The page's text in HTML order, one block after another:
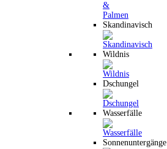
Skandinavisch
Wildnis
Dschungel
Wasserfälle
Sonnenuntergänge